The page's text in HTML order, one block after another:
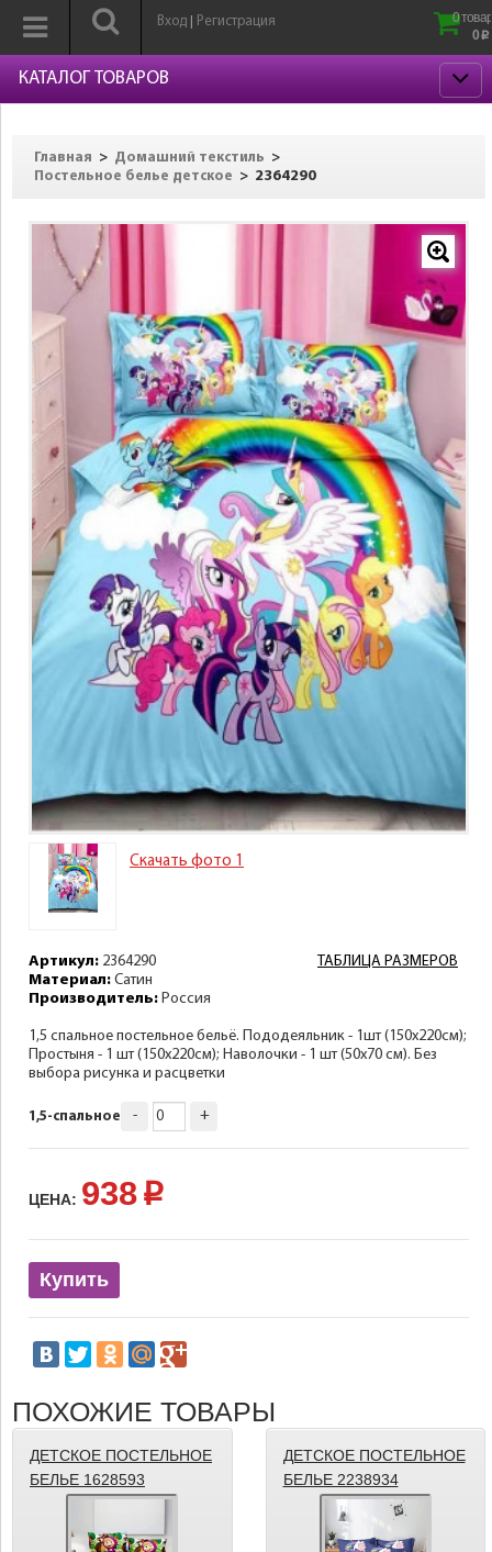
Вход Регистрация
0
0 p
КАТАЛОГ ТОВАРОВ
Главная > Домашний текстиль >
Постельное белье детское > 2364290
Скачать фото 1
ТАБЛИЦА РАЗМЕРОВ
Артикул: 2364290
Материал: Сатин
Производитель: Россия
1,5 спальное постельное бельё. Пододеяльник - 1шт (150х220см);
Простыня - 1 шт (150х220см); Наволочки - 1 шт (50х70 см). Без
выбора рисунка и расцветки
1,5-спальное - +
ЦЕНА: 938 p
Купить
ПОХОЖИЕ ТОВАРЫ
ДЕТСКОЕ ПОСТЕЛЬНОЕ
БЕЛЬЕ 1628593
ДЕТСКОЕ ПОСТЕЛЬНОЕ
БЕЛЬЕ 2238934